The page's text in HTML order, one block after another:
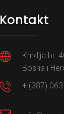
Kontakt
Krndija br:
Bosna i
+ (387)